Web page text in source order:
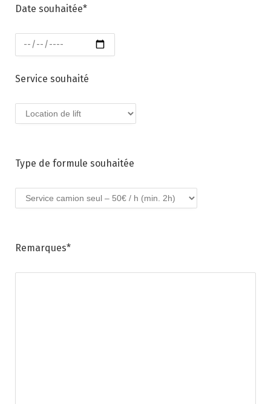
Date souhaitée*
Service souhaité
Type de formule souhaitée
Remarques*